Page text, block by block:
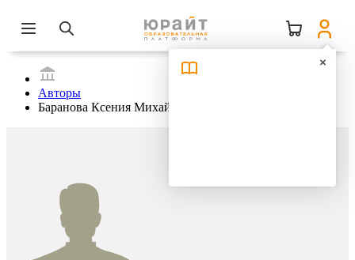
Авторы
Баранова Ксения Михайловна